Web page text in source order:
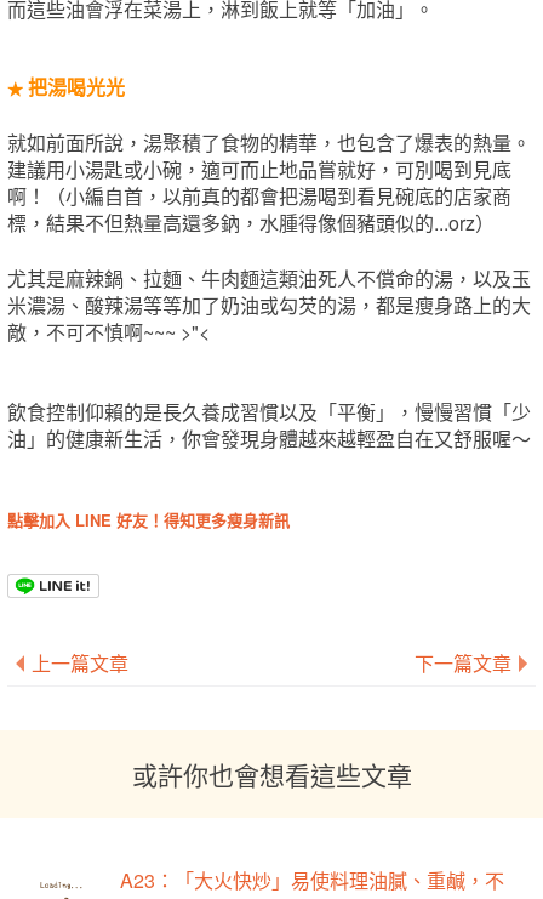
而這些油會浮在菜湯上，淋到飯上就等「加油」。
★ 把湯喝光光
就如前面所說，湯聚積了食物的精華，也包含了爆表的熱量。
建議用小湯匙或小碗，適可而止地品嘗就好，可別喝到見底
啊！（小編自首，以前真的都會把湯喝到看見碗底的店家商
標，結果不但熱量高還多鈉，水腫得像個豬頭似的...orz）
尤其是麻辣鍋、拉麵、牛肉麵這類油死人不償命的湯，以及玉
米濃湯、酸辣湯等等加了奶油或勾芡的湯，都是瘦身路上的大
敵，不可不慎啊~~~ >"<
飲食控制仰賴的是長久養成習慣以及「平衡」，慢慢習慣「少
油」的健康新生活，你會發現身體越來越輕盈自在又舒服喔～
點擊加入 LINE 好友！得知更多瘦身新訊
上一篇文章 下一篇文章
或許你也會想看這些文章
A23：「大火快炒」易使料理油膩、重鹹，不